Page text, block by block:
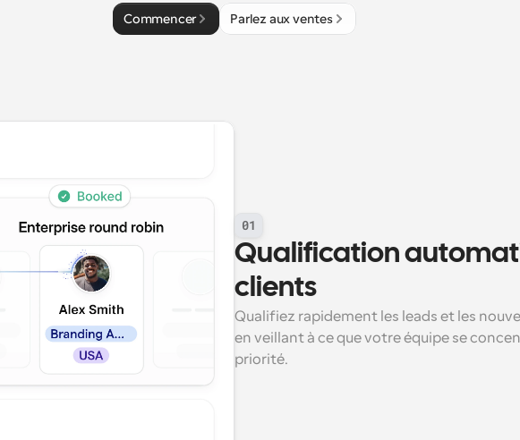
Commencer Parlez aux ventes
01
Qualification
clients
Qualifiez rapidement les leads et les
en veillant à ce que votre équipe se
priorité.